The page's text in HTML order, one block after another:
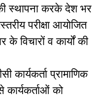
स्थापना करके देश भर
परीक्षा आयोजित
के विचारों व कार्यों की
कार्यकर्ता प्रामाणिक
को